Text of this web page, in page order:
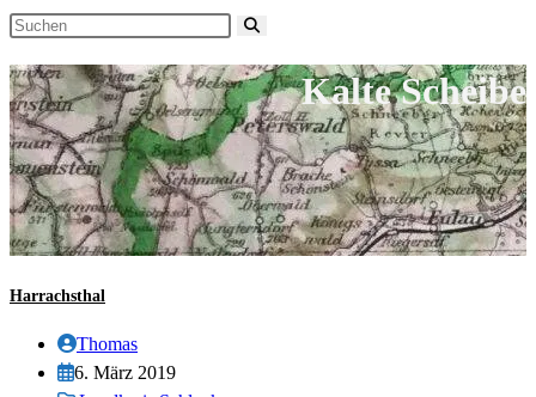
Diese
durchsuchen
Kalte Scheibe
Harrachsthal
Beitrags-
Autor:
Thomas
Beitrag
6. März 2019